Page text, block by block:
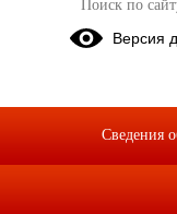
Версия
Сведения